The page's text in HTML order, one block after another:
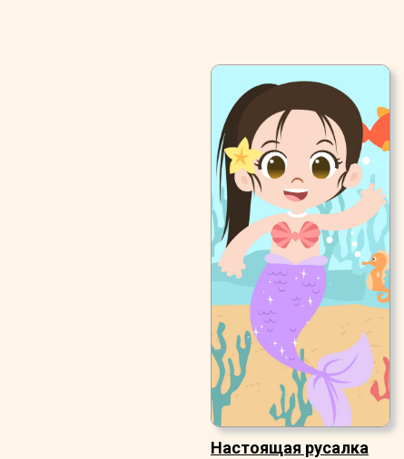
Настоящая русалка